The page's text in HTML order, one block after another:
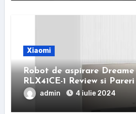
Xiaomi
Robot de aspirare
RLX41CE-1 Review si
admin 4 iulie 2024